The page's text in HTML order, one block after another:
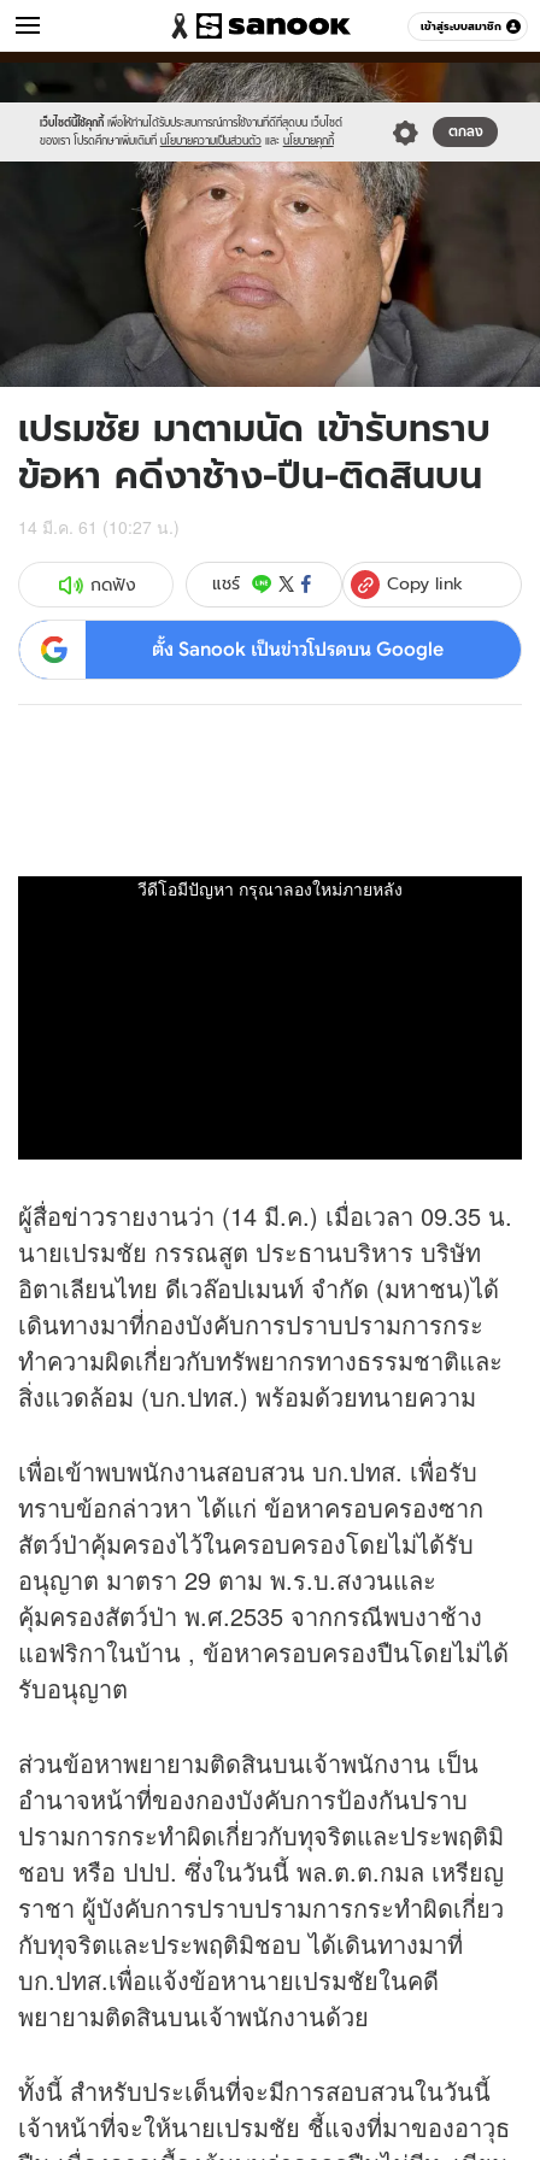
เข้าสู่ระบบสมาชิก
ข่าว หมวดอื่นๆ
เว็บไซต์นี้ใช้คุกกี้ เพื่อให้ท่านได้รับประสบการณ์การใช้งานที่ดีที่สุดบน เว็บไซต์
ของเรา โปรดศึกษาเพิ่มเติมที่ นโยบายความเป็นส่วนตัว และ นโยบายคุกกี้
ตกลง
//s.isanook.com/sr/0/images/logo-
new-
sanook.png
//s.isanook.com/ns/0/ud/1135/5675474/5.jpg
เปรมชัย มาตามนัด เข้ารับทราบ
ข้อหา คดีงาช้าง-ปืน-ติดสินบน
14 มี.ค. 61 (10:27 น.)
กดฟัง แชร์ Copy link
ตั้ง Sanook เป็นข่าวโปรดบน Google
ผู้สื่อข่าวรายงานว่า (14 มี.ค.) เมื่อเวลา 09.35 น.
นายเปรมชัย กรรณสูต ประธานบริหาร บริษัท
อิตาเลียนไทย ดีเวล๊อปเมนท์ จำกัด (มหาชน)ได้
เดินทางมาที่กองบังคับการปราบปรามการกระ
ทำความผิดเกี่ยวกับทรัพยากรทางธรรมชาติและ
สิ่งแวดล้อม (บก.ปทส.) พร้อมด้วยทนายความ
เพื่อเข้าพบพนักงานสอบสวน บก.ปทส. เพื่อรับ
ทราบข้อกล่าวหา ได้แก่ ข้อหาครอบครองซาก
สัตว์ป่าคุ้มครองไว้ในครอบครองโดยไม่ได้รับ
อนุญาต มาตรา 29 ตาม พ.ร.บ.สงวนและ
คุ้มครองสัตว์ป่า พ.ศ.2535 จากกรณีพบงาช้าง
แอฟริกาในบ้าน , ข้อหาครอบครองปืนโดยไม่ได้
รับอนุญาต
ส่วนข้อหาพยายามติดสินบนเจ้าพนักงาน เป็น
อำนาจหน้าที่ของกองบังคับการป้องกันปราบ
ปรามการกระทำผิดเกี่ยวกับทุจริตและประพฤติมิ
ชอบ หรือ ปปป. ซึ่งในวันนี้ พล.ต.ต.กมล เหรียญ
ราชา ผู้บังคับการปราบปรามการกระทำผิดเกี่ยว
กับทุจริตและประพฤติมิชอบ ได้เดินทางมาที่
บก.ปทส.เพื่อแจ้งข้อหานายเปรมชัยในคดี
พยายามติดสินบนเจ้าพนักงานด้วย
ทั้งนี้ สำหรับประเด็นที่จะมีการสอบสวนในวันนี้
เจ้าหน้าที่จะให้นายเปรมชัย ชี้แจงที่มาของอาวุธ